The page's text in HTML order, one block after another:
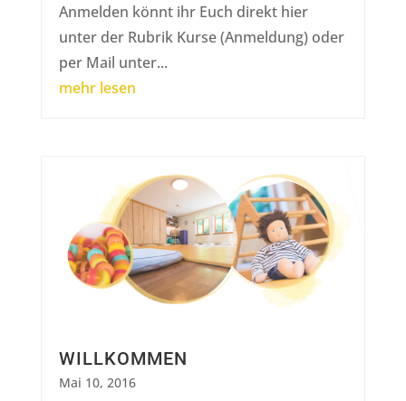
Anmelden könnt ihr Euch direkt hier
unter der Rubrik Kurse (Anmeldung) oder
per Mail unter...
mehr lesen
WILLKOMMEN
Mai 10, 2016